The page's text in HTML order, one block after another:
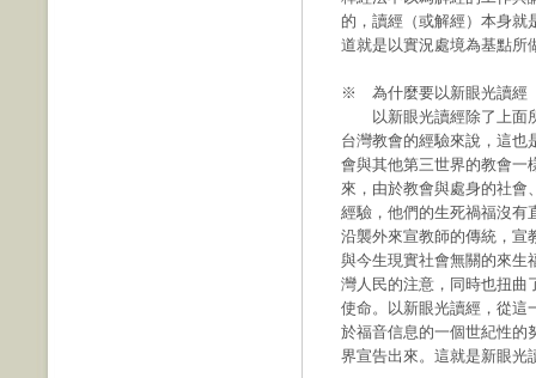
的，讀經（或解經）本身就
道就是以實況處境為基點所
※ 為什麼要以新眼光讀經
以新眼光讀經除了上面所
台灣教會的經驗來說，這也
會與其他第三世界的教會一
來，由於教會與處身的社會
經驗，他們的生死禍福沒有
沿襲外來宣教師的傳統，宣
與今生現實社會無關的來生
灣人民的注意，同時也扭曲
使命。以新眼光讀經，從這
於福音信息的一個世紀性的
界宣告出來。這就是新眼光